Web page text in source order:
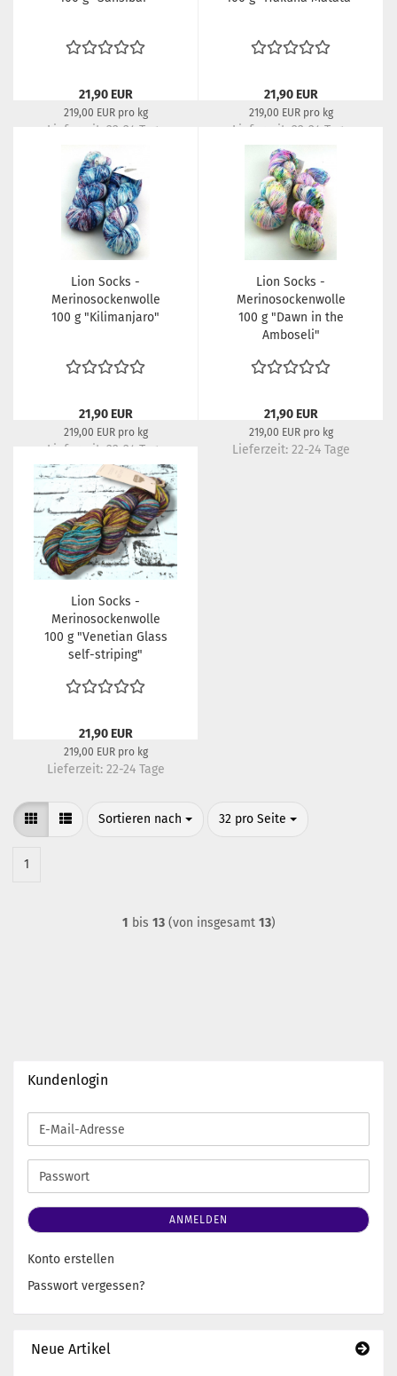
21,90 EUR
219,00 EUR pro kg
Lieferzeit: 22-24 Tage
21,90 EUR
219,00 EUR pro kg
Lieferzeit: 22-24 Tage
Lion Socks -
Merinosockenwolle
100 g "Kilimanjaro"
21,90 EUR
219,00 EUR pro kg
Lieferzeit: 22-24 Tage
Lion Socks -
Merinosockenwolle
100 g "Dawn in the
Amboseli"
21,90 EUR
219,00 EUR pro kg
Lieferzeit: 22-24 Tage
Lion Socks -
Merinosockenwolle
100 g "Venetian Glass
self-striping"
21,90 EUR
219,00 EUR pro kg
Lieferzeit: 22-24 Tage
Sortieren nach
Sortieren nach 32 pro Seite
pro Seite
1
1 bis 13(von insgesamt 13)
Kundenlogin
E-
Mail-
Adresse
Passwort
ANMELDEN
Konto erstellen
Passwort vergessen?
Neue Artikel